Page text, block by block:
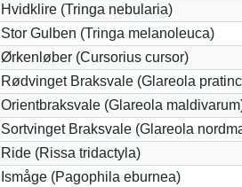
Hvidklire (Tringa nebularia)
Stor Gulben (Tringa melanoleuca)
Ørkenløber (Cursorius cursor)
Rødvinget Braksvale (Glareola
Orientbraksvale (Glareola
Sortvinget Braksvale (Glareola
Ride (Rissa tridactyla)
Ismåge (Pagophila eburnea)